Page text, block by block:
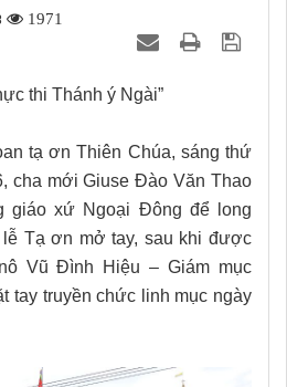
1971
thi Thánh ý Ngài”
tạ ơn Thiên Chúa, sáng thứ
cha mới Giuse Đào Văn Thao
giáo xứ Ngoại Đông để long
Tạ ơn mở tay, sau khi được
Vũ Đình Hiệu – Giám mục
tay truyền chức linh mục ngày